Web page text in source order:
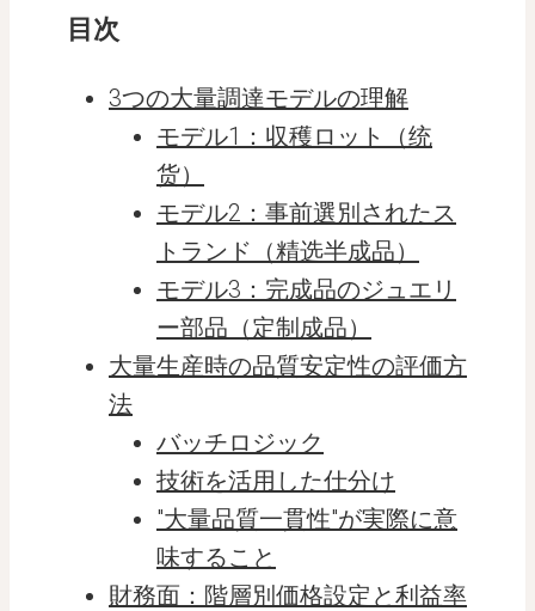
目次
3つの大量調達モデルの理解
モデル1：収穫ロット（统
货）
モデル2：事前選別されたス
トランド（精选半成品）
モデル3：完成品のジュエリ
ー部品（定制成品）
大量生産時の品質安定性の評価方
法
バッチロジック
技術を活用した仕分け
"大量品質一貫性"が実際に意
味すること
財務面：階層別価格設定と利益率